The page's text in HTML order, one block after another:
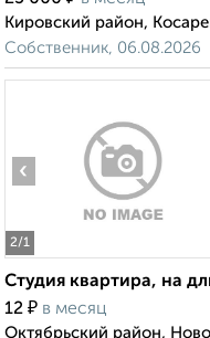
Кировский район,
Собственник, 06.08.2026
2/1
‹
Студия квартира, на
12 ₽ в месяц
Октябрьский район,